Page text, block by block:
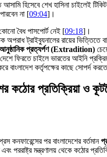
হিসেবে শেখ হাসিনা চাইলেই টিকিট
না [09:04]।
বৈধ পাসপোর্ট নেই [09:18]।
অপরাধ ট্রাইব্যুনালের রায়ের ভিত্তিতে
প্রত্যর্পণ (Extradition)
ফিরতে চাইলে ভারতের আইনি
বাংলাদেশ কর্তৃপক্ষের কাছে সোপর্দ
কঠোর প্রতিক্রিয়া ও
কনফারেন্সের পর বাংলাদেশের বর্তমান
এবং পররাষ্ট্র মন্ত্রণালয় থেকে কঠোর